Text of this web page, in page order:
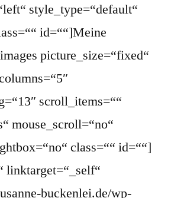
style_type=“default“
id=““]Meine
picture_size=“fixed“
scroll_items=““
mouse_scroll=“no“
class=““ id=““]
linktarget=“_self“
buckenlei.de/wp-